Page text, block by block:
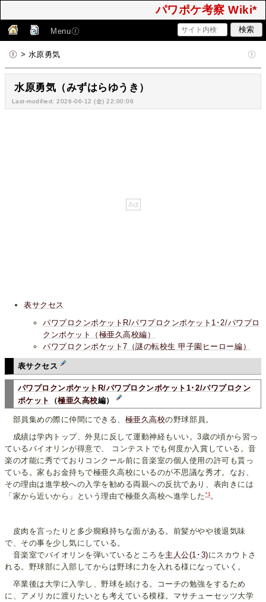
パワポケ考察 Wiki*
Menu
> 水原勇気
水原勇気（みずはらゆうき）
Last-modified: 2026-06-12 (金) 22:00:06
表サクセス
パワプロクンポケットR/パワプロクンポケット1･2/パワプロ
クンポケット（極亜久高校編）
パワプロクンポケット7（謎の転校生 甲子園ヒーロー編）
表サクセス
パワプロクンポケットR/パワプロクンポケット1･2/パワプロクン
ポケット
（極亜久高校編）
部員集めの際に仲間にできる、 極亜久高校の野球部員。
成績は学内トップ、外見に反して運動神経もいい。3歳の頃から習っ
ているバイオリンが得意で、 コンテストでも何度か入賞している。音
楽の才能に秀でておりコンクール前に音楽室の個人使用の許可も貰っ
ている。家もお金持ちで極亜久高校にいるのが不思議な秀才。なお、
その理由は進学校への入学を勧める両親への反抗であり、表向きには
「家から近いから」という理由で極亜久高校へ進学した *1。
皮肉を言ったりと多少癇癪持ちな面がある。前髪がやや後退気味
で、その事を少し気にしている。
音楽室でバイオリンを弾いているところを主人公(1･3)にスカウトさ
れる。野球部に入部してからは野球に力を入れる様になっていく。
卒業後は大学に入学し、野球を続ける。コーチの勉強をするため
に、アメリカに渡りたいとも考えている模様。マサチューセッツ大学